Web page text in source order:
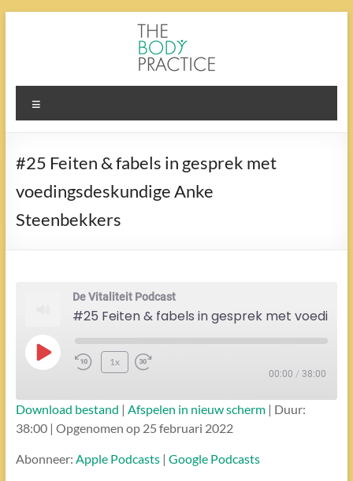
The
Body
Practice
#25 Feiten & fabels in gesprek met
voedingsdeskundige Anke
Steenbekkers
De Vitaliteit Podcast
Play
Episode
1x
00:00 / 38:00
ABONNEREN DELEN
Apple Podcasts Google Podcasts
DELEN
Download bestand | Afspelen in nieuw scherm| Duur:
38:00| Opgenomen op 25 februari 2022
Abonneer: Apple Podcasts| Google Podcasts